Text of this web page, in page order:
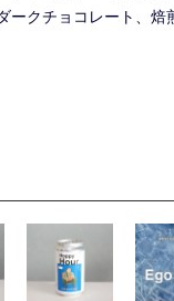
ークチョコレート、